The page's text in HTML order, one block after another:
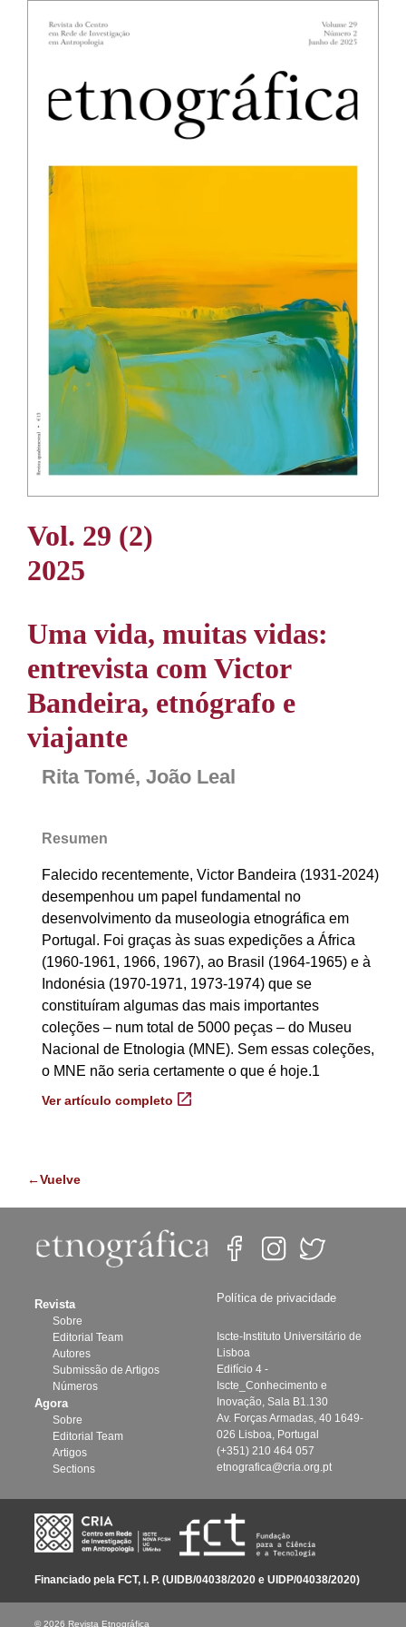
Vol. 29 (2)
2025
Uma vida, muitas vidas:
entrevista com Victor
Bandeira, etnógrafo e
viajante
Rita Tomé, João Leal
Resumen
Falecido recentemente, Victor Bandeira (1931-2024)
desempenhou um papel fundamental no
desenvolvimento da museologia etnográfica em
Portugal. Foi graças às suas expedições a África
(1960-1961, 1966, 1967), ao Brasil (1964-1965) e à
Indonésia (1970-1971, 1973-1974) que se
constituíram algumas das mais importantes
coleções – num total de 5000 peças – do Museu
Nacional de Etnologia (MNE). Sem essas coleções,
o MNE não seria certamente o que é hoje.1
Ver artículo completo
←Vuelve
Revista
Sobre
Editorial Team
Autores
Submissão de Artigos
Números
Agora
Sobre
Editorial Team
Artigos
Sections
Política de privacidade
Iscte-Instituto Universitário de
Lisboa
Edifício 4 -
Iscte_Conhecimento e
Inovação, Sala B1.130
Av. Forças Armadas, 40 1649-
026 Lisboa, Portugal
(+351) 210 464 057
etnografica@cria.org.pt
Financiado pela FCT, I. P. (UIDB/04038/2020 e UIDP/04038/2020)
© 2026 Revista Etnográfica